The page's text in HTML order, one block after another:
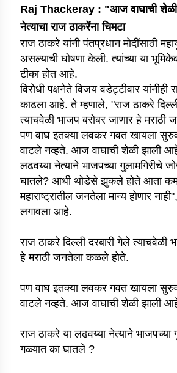
Raj Thackeray : "आज वाघाची शेळी
नेत्याचा राज ठाकरेंना चिमटा
राज ठाकरे यांनी पंतप्रधान मोदींसाठी
असल्याची घोषणा केली. त्यांच्या या
टीका होत आहे.
विरोधी पक्षनेते विजय वडेट्टीवार यांनीही
काढला आहे. ते म्हणाले, "राज ठाकरे
त्याचवेळी भाजप बरोबर जाणार हे
पण वाघ इतक्या लवकर गवत खायला
वाटले नव्हते. आज वाघाची शेळी झाली
लढवय्या नेत्याने भाजपच्या गुलामगिरीचे
घातले? आधी थोडेसे झुकले होते आता
महाराष्ट्रातील जनतेला मान्य होणार
लगावला आहे.
राज ठाकरे दिल्ली दरबारी गेले त्याचवेळी
हे मराठी जनतेला कळले होते.
पण वाघ इतक्या लवकर गवत खायला
वाटले नव्हते. आज वाघाची शेळी झाली
राज ठाकरे या लढवय्या नेत्याने भाजपच्या
गळ्यात का घातले ?